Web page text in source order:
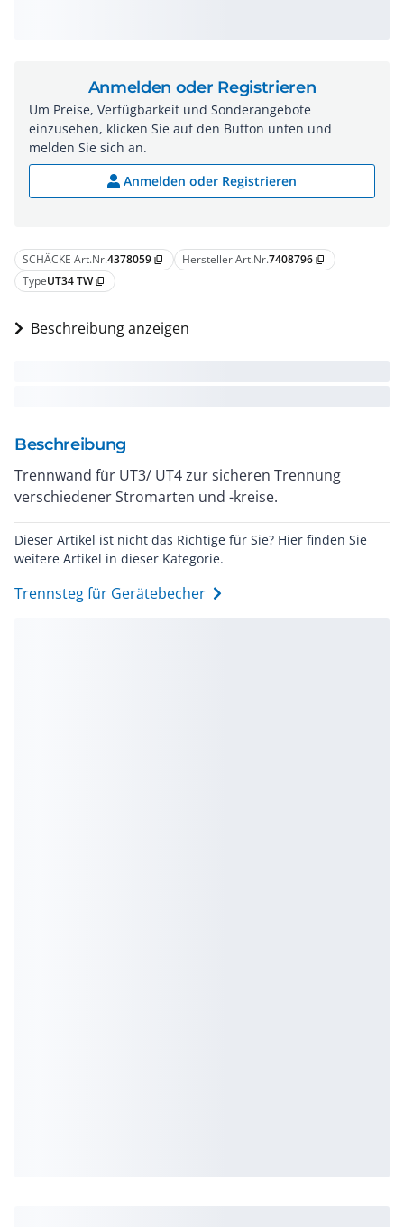
SCHÄCKE Art.Nr.4378059 content_copy Hersteller Art.Nr.7408796 content_copy
TypeUT34 TW content_copy
Beschreibung anzeigen
Beschreibung
Trennwand für UT3/ UT4 zur sicheren Trennung
verschiedener Stromarten und -kreise.
Dieser Artikel ist nicht das Richtige für Sie? Hier finden Sie
weitere Artikel in dieser Kategorie.
Trennsteg für Gerätebecher
Anmelden oder Registrieren
Um Preise, Verfügbarkeit und Sonderangebote
einzusehen, klicken Sie auf den Button unten und
melden Sie sich an.
Anmelden oder Registrieren